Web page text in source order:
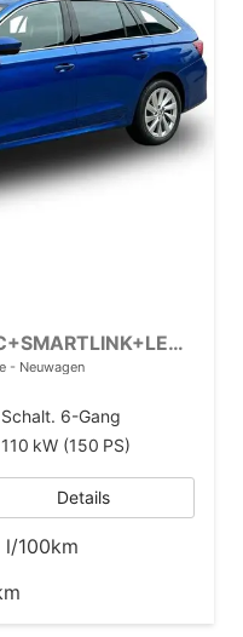
Selection SHZ+KLIMA+PDC+SMARTLINK+LED+16" ALU
Neuwagen
Schalt. 6-Gang
110 kW (150 PS)
Details
l/100km